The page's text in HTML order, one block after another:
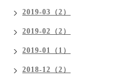
2019-03（2）
2019-02（2）
2019-01（1）
2018-12（2）